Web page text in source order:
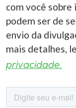
com você
podem ser de
envio da
mais detalhes,
privacidade.